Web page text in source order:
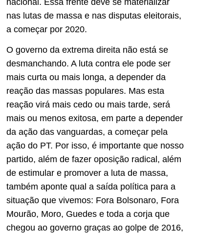
nas lutas de massa e nas disputas eleitorais,
a começar por 2020.
O governo da extrema direita não está se
desmanchando. A luta contra ele pode ser
mais curta ou mais longa, a depender da
reação das massas populares. Mas esta
reação virá mais cedo ou mais tarde, será
mais ou menos exitosa, em parte a depender
da ação das vanguardas, a começar pela
ação do PT. Por isso, é importante que nosso
partido, além de fazer oposição radical, além
de estimular e promover a luta de massa,
também aponte qual a saída política para a
situação que vivemos: Fora Bolsonaro, Fora
Mourão, Moro, Guedes e toda a corja que
chegou ao governo graças ao golpe de 2016,